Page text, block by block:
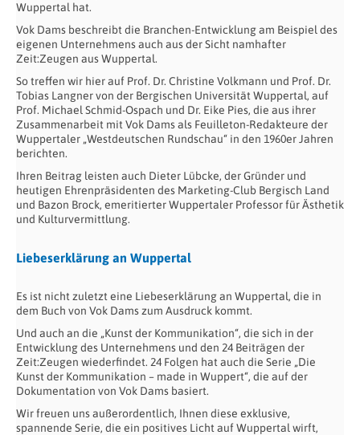
Wuppertal hat.
Vok Dams beschreibt die Branchen-Entwicklung am Beispiel des
eigenen Unternehmens auch aus der Sicht namhafter
Zeit:Zeugen aus Wuppertal.
So treffen wir hier auf Prof. Dr. Christine Volkmann und Prof. Dr.
Tobias Langner von der Bergischen Universität Wuppertal, auf
Prof. Michael Schmid-Ospach und Dr. Eike Pies, die aus ihrer
Zusammenarbeit mit Vok Dams als Feuilleton-Redakteure der
Wuppertaler „Westdeutschen Rundschau“ in den 1960er Jahren
berichten.
Ihren Beitrag leisten auch Dieter Lübcke, der Gründer und
heutigen Ehrenpräsidenten des Marketing-Club Bergisch Land
und Bazon Brock, emeritierter Wuppertaler Professor für Ästhetik
und Kulturvermittlung.
Liebeserklärung an Wuppertal
Es ist nicht zuletzt eine Liebeserklärung an Wuppertal, die in
dem Buch von Vok Dams zum Ausdruck kommt.
Und auch an die „Kunst der Kommunikation“, die sich in der
Entwicklung des Unternehmens und den 24 Beiträgen der
Zeit:Zeugen wiederfindet. 24 Folgen hat auch die Serie „Die
Kunst der Kommunikation – made in Wuppert“, die auf der
Dokumentation von Vok Dams basiert.
Wir freuen uns außerordentlich, Ihnen diese exklusive,
spannende Serie, die ein positives Licht auf Wuppertal wirft,